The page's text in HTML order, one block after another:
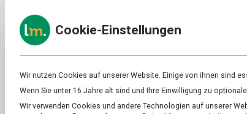
to
content
zu
&
Cookie-Einstellungen
Wir nutzen Cookies auf unserer Website. Einige von ihnen sind
Wenn Sie unter 16 Jahre alt sind und Ihre Einwilligung zu
Wir verwenden Cookies und andere Technologien auf unserer